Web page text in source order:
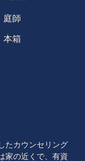
庭師
本箱
たカウンセリング
家の近くで、有資